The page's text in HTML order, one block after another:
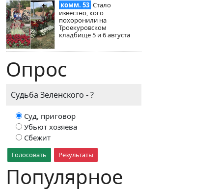
комм. 53 Стало
известно, кого
похоронили на
Троекуровском
кладбище 5 и 6 августа
Опрос
Судьба Зеленского - ?
Суд, приговор
Убьют хозяева
Сбежит
Голосовать Результаты
Популярное